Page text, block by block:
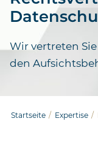
Wir vertreten
den
Startseite / Expertise /